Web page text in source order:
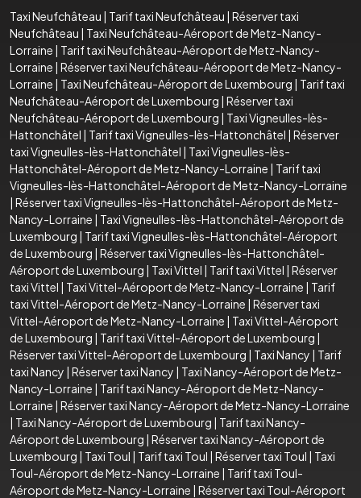
Taxi Neufchâteau | Tarif taxi Neufchâteau | Réserver taxi
Neufchâteau | Taxi Neufchâteau-Aéroport de Metz-Nancy-
Lorraine | Tarif taxi Neufchâteau-Aéroport de Metz-Nancy-
Lorraine | Réserver taxi Neufchâteau-Aéroport de Metz-Nancy-
Lorraine | Taxi Neufchâteau-Aéroport de Luxembourg | Tarif taxi
Neufchâteau-Aéroport de Luxembourg | Réserver taxi
Neufchâteau-Aéroport de Luxembourg | Taxi Vigneulles-lès-
Hattonchâtel | Tarif taxi Vigneulles-lès-Hattonchâtel | Réserver
taxi Vigneulles-lès-Hattonchâtel | Taxi Vigneulles-lès-
Hattonchâtel-Aéroport de Metz-Nancy-Lorraine | Tarif taxi
Vigneulles-lès-Hattonchâtel-Aéroport de Metz-Nancy-Lorraine
| Réserver taxi Vigneulles-lès-Hattonchâtel-Aéroport de Metz-
Nancy-Lorraine | Taxi Vigneulles-lès-Hattonchâtel-Aéroport de
Luxembourg | Tarif taxi Vigneulles-lès-Hattonchâtel-Aéroport
de Luxembourg | Réserver taxi Vigneulles-lès-Hattonchâtel-
Aéroport de Luxembourg | Taxi Vittel | Tarif taxi Vittel | Réserver
taxi Vittel | Taxi Vittel-Aéroport de Metz-Nancy-Lorraine | Tarif
taxi Vittel-Aéroport de Metz-Nancy-Lorraine | Réserver taxi
Vittel-Aéroport de Metz-Nancy-Lorraine | Taxi Vittel-Aéroport
de Luxembourg | Tarif taxi Vittel-Aéroport de Luxembourg |
Réserver taxi Vittel-Aéroport de Luxembourg | Taxi Nancy | Tarif
taxi Nancy | Réserver taxi Nancy | Taxi Nancy-Aéroport de Metz-
Nancy-Lorraine | Tarif taxi Nancy-Aéroport de Metz-Nancy-
Lorraine | Réserver taxi Nancy-Aéroport de Metz-Nancy-Lorraine
| Taxi Nancy-Aéroport de Luxembourg | Tarif taxi Nancy-
Aéroport de Luxembourg | Réserver taxi Nancy-Aéroport de
Luxembourg | Taxi Toul | Tarif taxi Toul | Réserver taxi Toul | Taxi
Toul-Aéroport de Metz-Nancy-Lorraine | Tarif taxi Toul-
Aéroport de Metz-Nancy-Lorraine | Réserver taxi Toul-Aéroport